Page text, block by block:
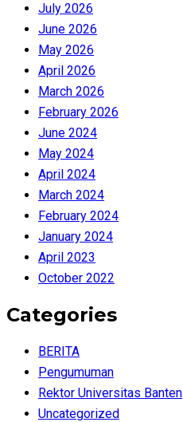
July 2026
June 2026
May 2026
April 2026
March 2026
February 2026
June 2024
May 2024
April 2024
March 2024
February 2024
January 2024
April 2023
October 2022
Categories
BERITA
Pengumuman
Rektor Universitas Banten
Uncategorized